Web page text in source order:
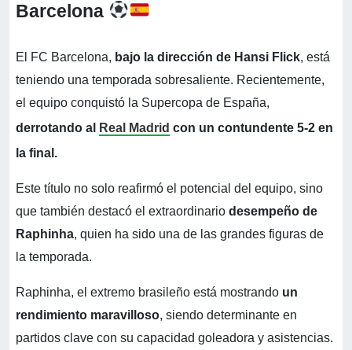
Barcelona
El FC Barcelona, bajo la dirección de Hansi Flick, está
teniendo una temporada sobresaliente. Recientemente,
el equipo conquistó la Supercopa de España,
derrotando al
Real Madrid con un contundente 5-2 en
la final.
Este título no solo reafirmó el potencial del equipo, sino
que también destacó el extraordinario desempeño de
Raphinha, quien ha sido una de las grandes figuras de
la temporada.
Raphinha, el extremo brasileño está mostrando un
rendimiento maravilloso, siendo determinante en
partidos clave con su capacidad goleadora y asistencias.